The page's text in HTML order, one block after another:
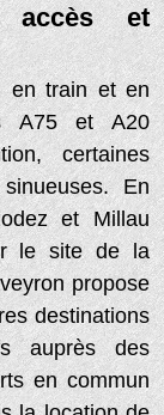
accès et
en train et en
A75 et A20
certaines
En
et Millau
le site de la
propose
destinations
auprès des
en commun